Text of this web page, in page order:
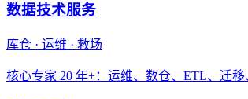
数据技术服务
库仓 · 运维 · 救场
核心专家 20 年+：运维、数仓、ETL、迁